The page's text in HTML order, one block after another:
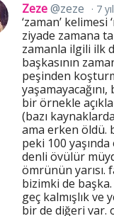
Zeze@zeze 7 yıl
‘zaman’
ziyade zamana
zamanla ilgili ilk
başkasının
peşinden
bir örnekle
(bazı
ama erken öldü.
peki 100
denli övülür
ömrünün yarısı.
bizimki de
geç kalmışlık ve
bir de diğeri var.